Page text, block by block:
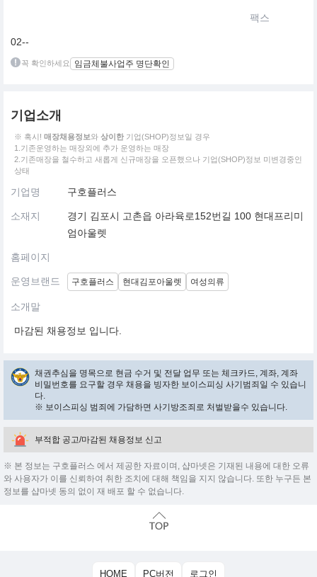
팩스
02--
꼭 확인하세요 임금체불사업주 명단확인
기업소개
※ 혹시! 매장채용정보와 상이한 기업(SHOP)정보일 경우
1.기존운영하는 매장외에 추가 운영하는 매장
2.기존매장을 철수하고 새롭게 신규매장을 오픈했으나 기업(SHOP)정보 미변경중인
상태
기업명 구호플러스
소재지
경기 김포시 고촌읍 아라육로152번길 100 현대프리미
엄아울렛
홈페이지
운영브랜드 구호플러스 현대김포아울렛 여성의류
소개말
마감된 채용정보 입니다.
채권추심을 명목으로 현금 수거 및 전달 업무 또는 체크카드, 계좌, 계좌
비밀번호를 요구할 경우 채용을 빙자한 보이스피싱 사기범죄일 수 있습니
다.
※ 보이스피싱 범죄에 가담하면 사기방조죄로 처벌받을수 있습니다.
부적합 공고/마감된 채용정보 신고
※ 본 정보는 구호플러스 에서 제공한 자료이며, 샵마넷은 기재된 내용에 대한 오류
와 사용자가 이를 신뢰하여 취한 조치에 대해 책임을 지지 않습니다. 또한 누구든 본
정보를 샵마넷 동의 없이 재 배포 할 수 없습니다.
HOME PC버전 로그인